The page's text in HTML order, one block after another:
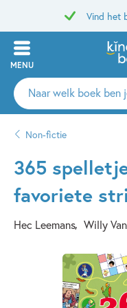
Vind het
MENU
Zoeken
naar
auteurs
uitgevers
Non-fictie
365
favoriete
Hec Leemans Willy